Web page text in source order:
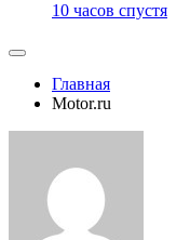
10 часов спустя
Главная
Motor.ru